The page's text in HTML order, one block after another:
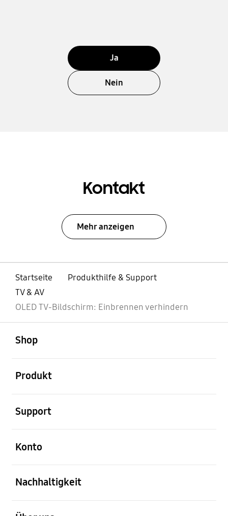
Ja
Nein
Kontakt
Mehr anzeigen
Startseite
Produkthilfe & Support
TV & AV
OLED TV-Bildschirm: Einbrennen verhindern
Shop
Produkt
Support
Konto
Nachhaltigkeit